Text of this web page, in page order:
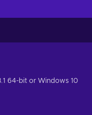
64-bit or Windows 10